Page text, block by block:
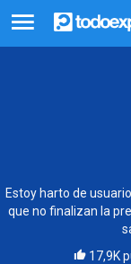
Estoy harto de
que no finalizan la
17,9K